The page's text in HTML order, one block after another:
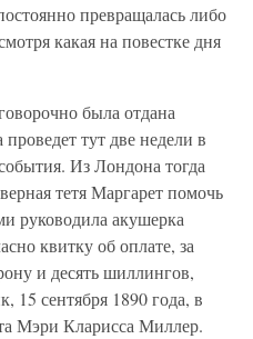
превращалась либо
какая на повестке дня
была отдана
тут две недели в
Из Лондона тогда
тетя Маргарет помочь
руководила акушерка
квитку об оплате, за
и десять шиллингов,
15 сентября 1890 года, в
Мэри Кларисса Миллер.